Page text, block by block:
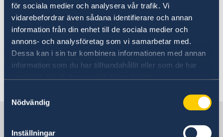
för sociala medier och analysera vår trafik. Vi
vidarebefordrar även sådana identifierare och annan
information från din enhet till de sociala medier och
annons- och analysföretag som vi samarbetar med.
Dessa kan i sin tur kombinera informationen med annan
information som du har tillhandahållit eller som de har
Nödvändig
Inställningar
Starting September 16, 2021 Visa
Application Centers in Kyiv, Lviv and
Kharkiv will resume operations for
short stay visas.